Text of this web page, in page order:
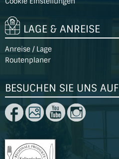
LAGE & ANREISE
Anreise / Lage
Routenplaner
BESUCHEN SIE UNS AUF